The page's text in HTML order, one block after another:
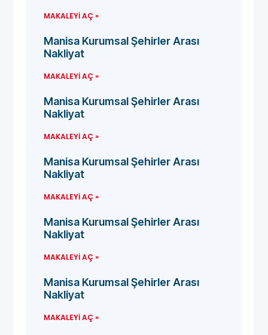
MAKALEYI AÇ »
Manisa Kurumsal Şehirler Arası
Nakliyat
MAKALEYI AÇ »
Manisa Kurumsal Şehirler Arası
Nakliyat
MAKALEYI AÇ »
Manisa Kurumsal Şehirler Arası
Nakliyat
MAKALEYI AÇ »
Manisa Kurumsal Şehirler Arası
Nakliyat
MAKALEYI AÇ »
Manisa Kurumsal Şehirler Arası
Nakliyat
MAKALEYI AÇ »